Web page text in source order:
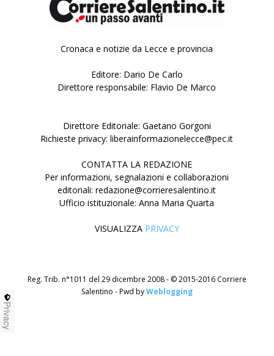
Cronaca e notizie da Lecce e provincia
Editore: Dario De Carlo
Direttore responsabile: Flavio De Marco
Direttore Editoriale: Gaetano Gorgoni
Richieste privacy: liberainformazionelecce@pec.it
CONTATTA LA REDAZIONE
Per informazioni, segnalazioni e collaborazioni
editoriali: redazione@corrieresalentino.it
Ufficio istituzionale: Anna Maria Quarta
VISUALIZZA PRIVACY
Reg. Trib. n°1011 del 29 dicembre 2008 - © 2015-2016 Corriere
Salentino - Pwd byWeblogging
Privacy